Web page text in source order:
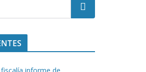
Buscar